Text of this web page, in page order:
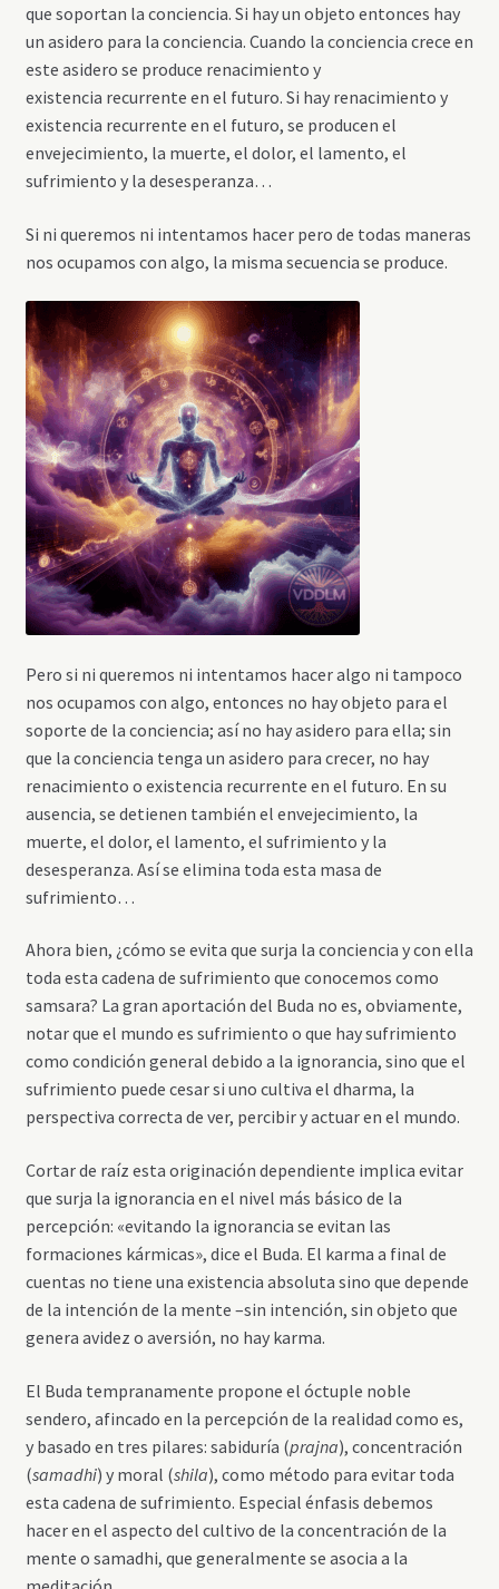
que soportan la conciencia. Si hay un objeto entonces hay
un asidero para la conciencia. Cuando la conciencia crece en
este asidero se produce renacimiento y
existencia recurrente en el futuro. Si hay renacimiento y
existencia recurrente en el futuro, se producen el
envejecimiento, la muerte, el dolor, el lamento, el
sufrimiento y la desesperanza…
Si ni queremos ni intentamos hacer pero de todas maneras
nos ocupamos con algo, la misma secuencia se produce.
Pero si ni queremos ni intentamos hacer algo ni tampoco
nos ocupamos con algo, entonces no hay objeto para el
soporte de la conciencia; así no hay asidero para ella; sin
que la conciencia tenga un asidero para crecer, no hay
renacimiento o existencia recurrente en el futuro. En su
ausencia, se detienen también el envejecimiento, la
muerte, el dolor, el lamento, el sufrimiento y la
desesperanza. Así se elimina toda esta masa de
sufrimiento…
Ahora bien, ¿cómo se evita que surja la conciencia y con ella
toda esta cadena de sufrimiento que conocemos como
samsara? La gran aportación del Buda no es, obviamente,
notar que el mundo es sufrimiento o que hay sufrimiento
como condición general debido a la ignorancia, sino que el
sufrimiento puede cesar si uno cultiva el dharma, la
perspectiva correcta de ver, percibir y actuar en el mundo.
Cortar de raíz esta originación dependiente implica evitar
que surja la ignorancia en el nivel más básico de la
percepción: «evitando la ignorancia se evitan las
formaciones kármicas», dice el Buda. El karma a final de
cuentas no tiene una existencia absoluta sino que depende
de la intención de la mente –sin intención, sin objeto que
genera avidez o aversión, no hay karma.
El Buda tempranamente propone el óctuple noble
sendero, afincado en la percepción de la realidad como es,
y basado en tres pilares: sabiduría (prajna), concentración
(samadhi) y moral (shila), como método para evitar toda
esta cadena de sufrimiento. Especial énfasis debemos
hacer en el aspecto del cultivo de la concentración de la
mente o samadhi, que generalmente se asocia a la